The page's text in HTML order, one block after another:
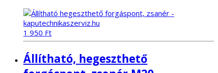
1 950 Ft
Állítható, hegeszthető